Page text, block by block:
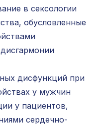
в сексологии
обусловленные
дисфункций при
у мужчин
у пациентов,
сердечно-